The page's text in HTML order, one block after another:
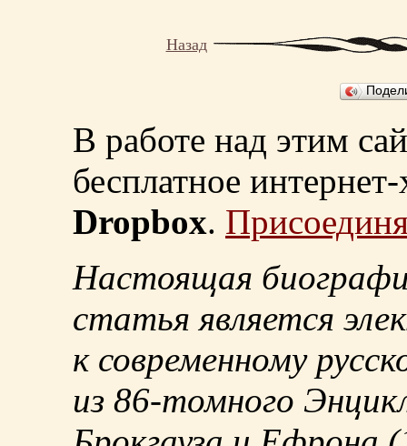
Назад
В работе над этим
бесплатное
Dropbox.
Настоящая
статья является
к современному
из 86-томного